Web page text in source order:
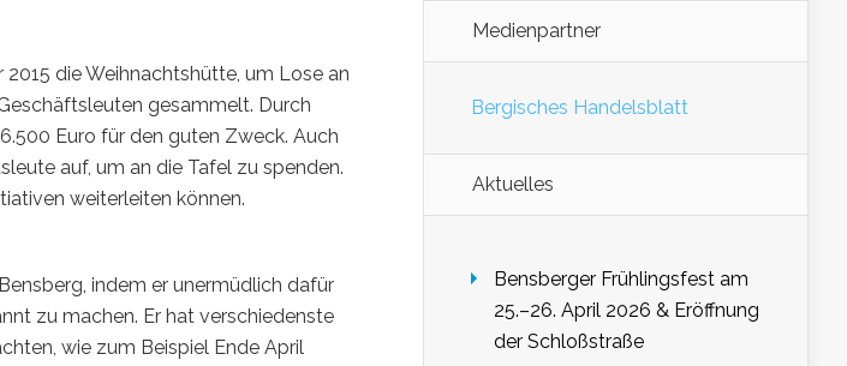
die Weihnachtshütte, um Lose an
gesammelt. Durch
Euro für den guten Zweck. Auch
auf, um an die Tafel zu spenden.
weiterleiten können.
indem er unermüdlich dafür
zu machen. Er hat verschiedenste
wie zum Beispiel Ende April
Medienpartner
Bergisches Handelsblatt
Aktuelles
Bensberger Frühlingsfest am
25.–26. April 2026 & Eröffnung
der Schloßstraße